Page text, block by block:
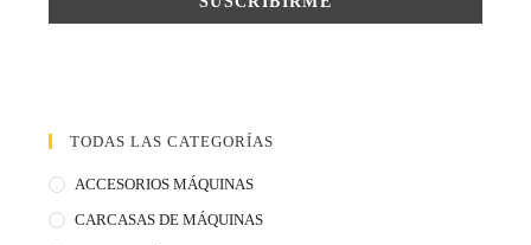
TODAS LAS CATEGORÍAS
ACCESORIOS MÁQUINAS
CARCASAS DE MÁQUINAS